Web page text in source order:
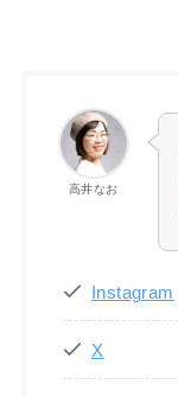
高井なお
Instagram
X